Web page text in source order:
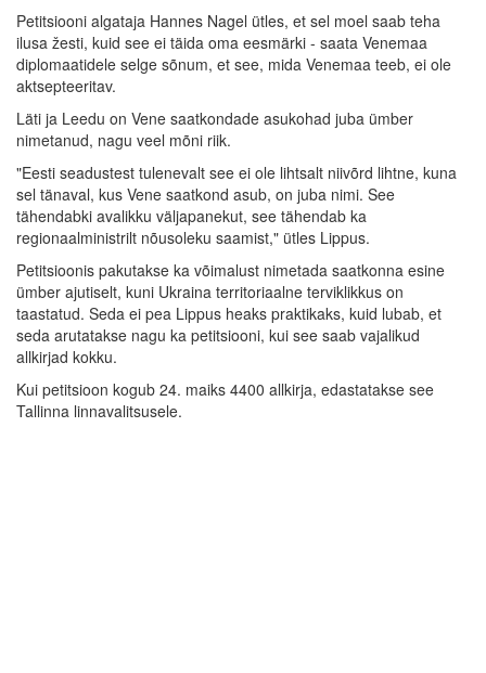
Petitsiooni algataja Hannes Nagel ütles, et sel moel saab teha
ilusa žesti, kuid see ei täida oma eesmärki - saata Venemaa
diplomaatidele selge sõnum, et see, mida Venemaa teeb, ei ole
aktsepteeritav.
Läti ja Leedu on Vene saatkondade asukohad juba ümber
nimetanud, nagu veel mõni riik.
"Eesti seadustest tulenevalt see ei ole lihtsalt niivõrd lihtne, kuna
sel tänaval, kus Vene saatkond asub, on juba nimi. See
tähendabki avalikku väljapanekut, see tähendab ka
regionaalministrilt nõusoleku saamist," ütles Lippus.
Petitsioonis pakutakse ka võimalust nimetada saatkonna esine
ümber ajutiselt, kuni Ukraina territoriaalne terviklikkus on
taastatud. Seda ei pea Lippus heaks praktikaks, kuid lubab, et
seda arutatakse nagu ka petitsiooni, kui see saab vajalikud
allkirjad kokku.
Kui petitsioon kogub 24. maiks 4400 allkirja, edastatakse see
Tallinna linnavalitsusele.